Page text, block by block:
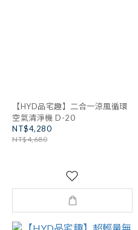
【HYD品宅趣】二合一涼風循環
空氣清淨機 D-20
NT$4,280
NT$4,680